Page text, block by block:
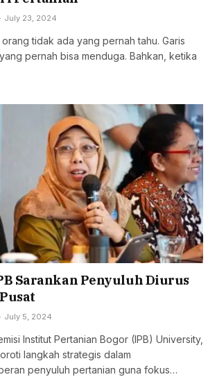
July 23, 2024
orang tidak ada yang pernah tahu. Garis
pernah bisa menduga. Bahkan, ketika
Sarankan Penyuluh Diurus
July 5, 2024
Institut Pertanian Bogor (IPB) University,
langkah strategis dalam
penyuluh pertanian guna fokus…